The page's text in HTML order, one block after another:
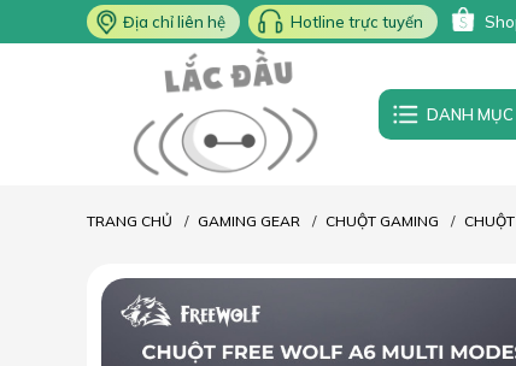
Địa chỉ liên hệ Hotline trực tuyến
DANH MỤC
TRANG CHỦ GAMING GEAR CHUỘT GAMING